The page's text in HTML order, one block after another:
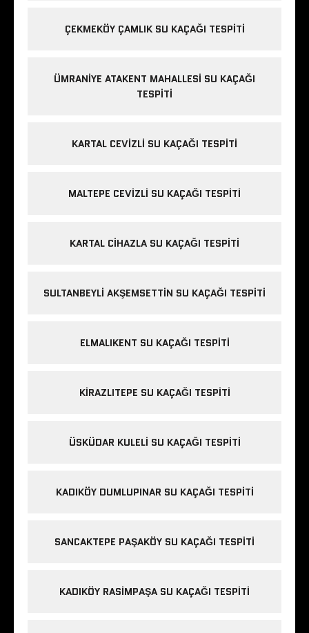
ÇEKMEKÖY ÇAMLIK SU KAÇAĞI TESPITI
ÜMRANIYE ATAKENT MAHALLESI SU KAÇAĞI
TESPITI
KARTAL CEVIZLI SU KAÇAĞI TESPITI
MALTEPE CEVIZLI SU KAÇAĞI TESPITI
KARTAL CIHAZLA SU KAÇAĞI TESPITI
SULTANBEYLI AKŞEMSETTIN SU KAÇAĞI TESPITI
ELMALIKENT SU KAÇAĞI TESPITI
KIRAZLITEPE SU KAÇAĞI TESPITI
ÜSKÜDAR KULELI SU KAÇAĞI TESPITI
KADIKÖY DUMLUPINAR SU KAÇAĞI TESPITI
SANCAKTEPE PAŞAKÖY SU KAÇAĞI TESPITI
KADIKÖY RASIMPAŞA SU KAÇAĞI TESPITI